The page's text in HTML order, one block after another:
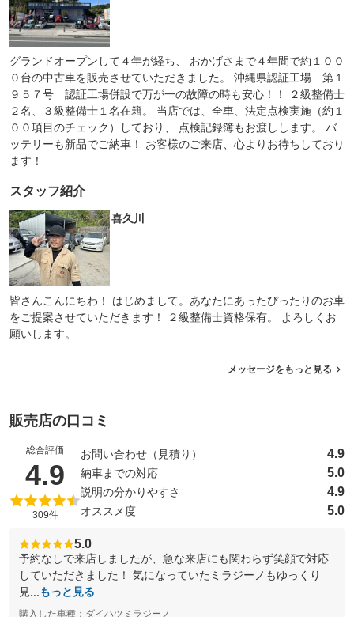
グランドオープンして４年が経ち、 おかげさまで４年間で約１００
０台の中古車を販売させていただきました。 沖縄県認証工場 第１
９５７号 認証工場併設で万が一の故障の時も安心！！ ２級整備士
２名、３級整備士１名在籍。 当店では、全車、法定点検実施（約１
００項目のチェック）しており、 点検記録簿もお渡しします。 バ
ッテリーも新品でご納車！ お客様のご来店、心よりお待ちしており
ます！
スタッフ紹介
喜久川
皆さんこんにちわ！ はじめまして。あなたにあったぴったりのお車
をご提案させていただきます！ ２級整備士資格保有。 よろしくお
願いします。
メッセージをもっと見る
販売店の口コミ
総合評価
4.9 （5点満点中）
309件
お問い合わせ（見積り） 4.9
納車までの対応 5.0
説明の分かりやすさ 4.9
オススメ度 5.0
5.0
予約なしで来店しましたが、急な来店にも関わらず笑顔で対応
していただきました！ 気になっていたミラジーノもゆっくり
見...
もっと見る
購入した車種：ダイハツミラジーノ